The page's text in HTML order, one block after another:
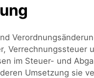
Verrechnungssteuer
im Steuer- und
Umsetzung sie